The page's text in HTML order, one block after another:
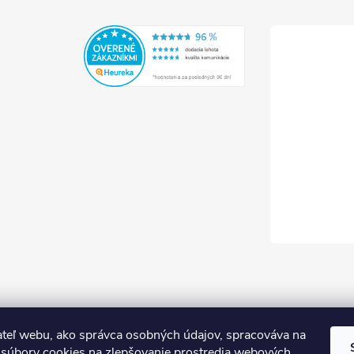
webu, ako správca osobných údajov, spracováva na